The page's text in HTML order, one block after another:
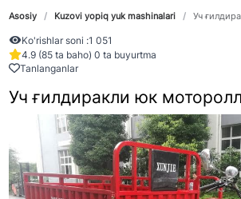
Asosiy / Kuzovi yopiq yuk mashinalari / Уч
Ko'rishlar soni :1 051
4.9 (85 ta baho) 0 ta buyurtma
Tanlanganlar
Уч ғилдиракли юк